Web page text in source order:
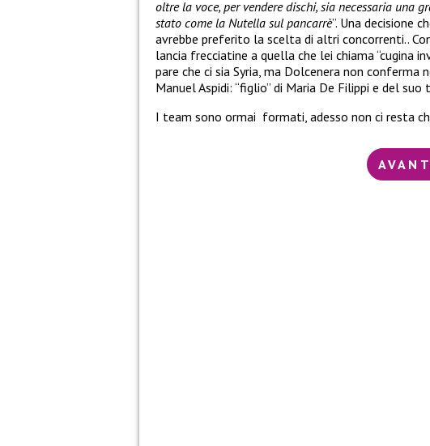
oltre la voce, per vendere dischi, sia necessaria una
stato come la Nutella sul pancarrè”. Una decisione
avrebbe preferito la scelta di altri concorrenti..
lancia frecciatine a quella che lei chiama “cugina
pare che ci sia Syria, ma Dolcenera non
Manuel Aspidi: “figlio” di Maria De Filippi e del suo
I team sono ormai formati, adesso non ci resta